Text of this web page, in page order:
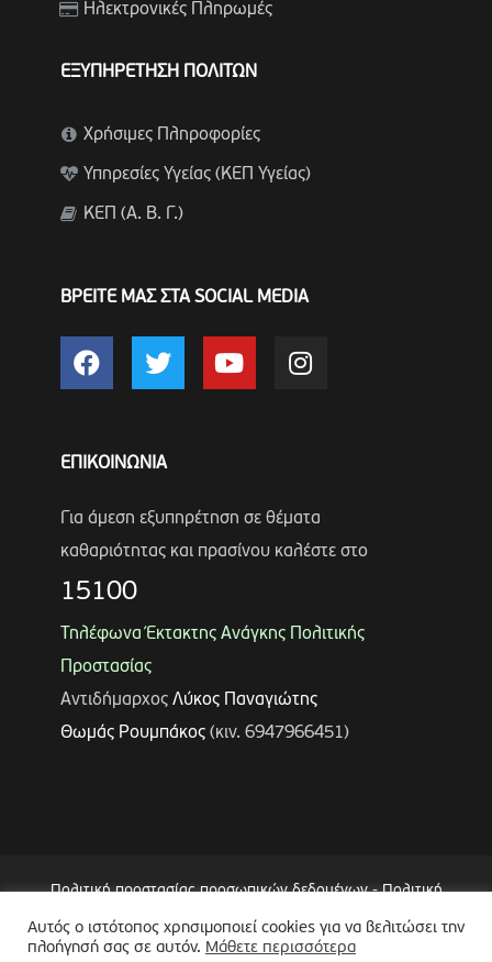
Ηλεκτρονικές Πληρωμές
ΕΞΥΠΗΡΕΤΗΣΗ ΠΟΛΙΤΩΝ
Χρήσιμες Πληροφορίες
Υπηρεσίες Υγείας (ΚΕΠ Υγείας)
ΚΕΠ (Α. Β. Γ.)
ΒΡΕΙΤΕ ΜΑΣ ΣΤΑ SOCIAL MEDIA
ΕΠΙΚΟΙΝΩΝΙΑ
Για άμεση εξυπηρέτηση σε θέματα
καθαριότητας και πρασίνου καλέστε στο
15100
Τηλέφωνα Έκτακτης Ανάγκης Πολιτικής
Προστασίας
Αντιδήμαρχος Λύκος Παναγιώτης
Θωμάς Ρουμπάκος(κιν. 6947966451)
Πολιτική προστασίας προσωπικών δεδομένων-Πολιτική
Επεξεργασίας Δεδομένων μέσω Συστήματος Βιντεοεπιτήρησης
(CCTV)-Δήλωση Προσβασιμότητας
Αυτός ο ιστότοπος χρησιμοποιεί cookies για να βελιτώσει την
πλοήγησή σας σε αυτόν. Μάθετε περισσότερα